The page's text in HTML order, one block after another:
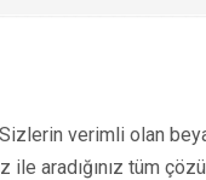
verimli olan
ile aradığınız tüm